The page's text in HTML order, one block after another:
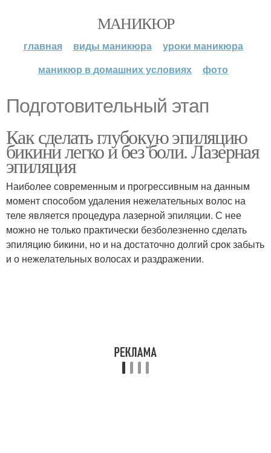
МАНИКЮР
главная виды маникюра
уроки маникюра
маникюр в домашних условиях
фото
Подготовительный этап
Как сделать глубокую эпиляцию
бикини легко и без боли. Лазерная
эпиляция
Наиболее современным и прогрессивным на данным
момент способом удаления нежелательных волос на
теле является процедура лазерной эпиляции. С нее
можно не только практически безболезненно сделать
эпиляцию бикини, но и на достаточно долгий срок забыть
и о нежелательных волосах и раздражении.